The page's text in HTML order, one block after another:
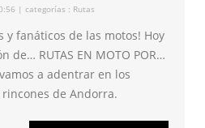
| categorías : Rutas
y fanáticos de las motos! Hoy
de… RUTAS EN MOTO POR…
a adentrar en los
de Andorra.